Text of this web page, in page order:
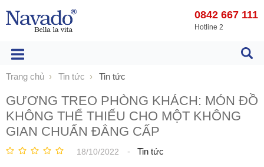
0842 667 111
Hotline 2
Trang chủ Tin tức Tin tức
GƯƠNG TREO PHÒNG KHÁCH: MÓN ĐỒ
KHÔNG THỂ THIẾU CHO MỘT KHÔNG
GIAN CHUẨN ĐẲNG CẤP
18/10/2022 - Tin tức